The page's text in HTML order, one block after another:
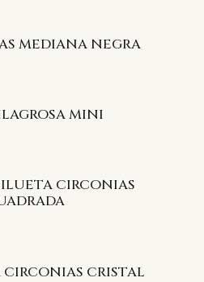
MEDIANA NEGRA
MINI
CIRCONIAS
CIRCONIAS CRISTAL